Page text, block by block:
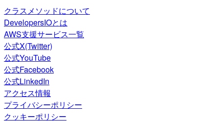
クラスメソッドについて
DevelopersIOとは
AWS支援サービス一覧
公式X(Twitter)
公式YouTube
公式Facebook
公式LinkedIn
アクセス情報
プライバシーポリシー
クッキーポリシー